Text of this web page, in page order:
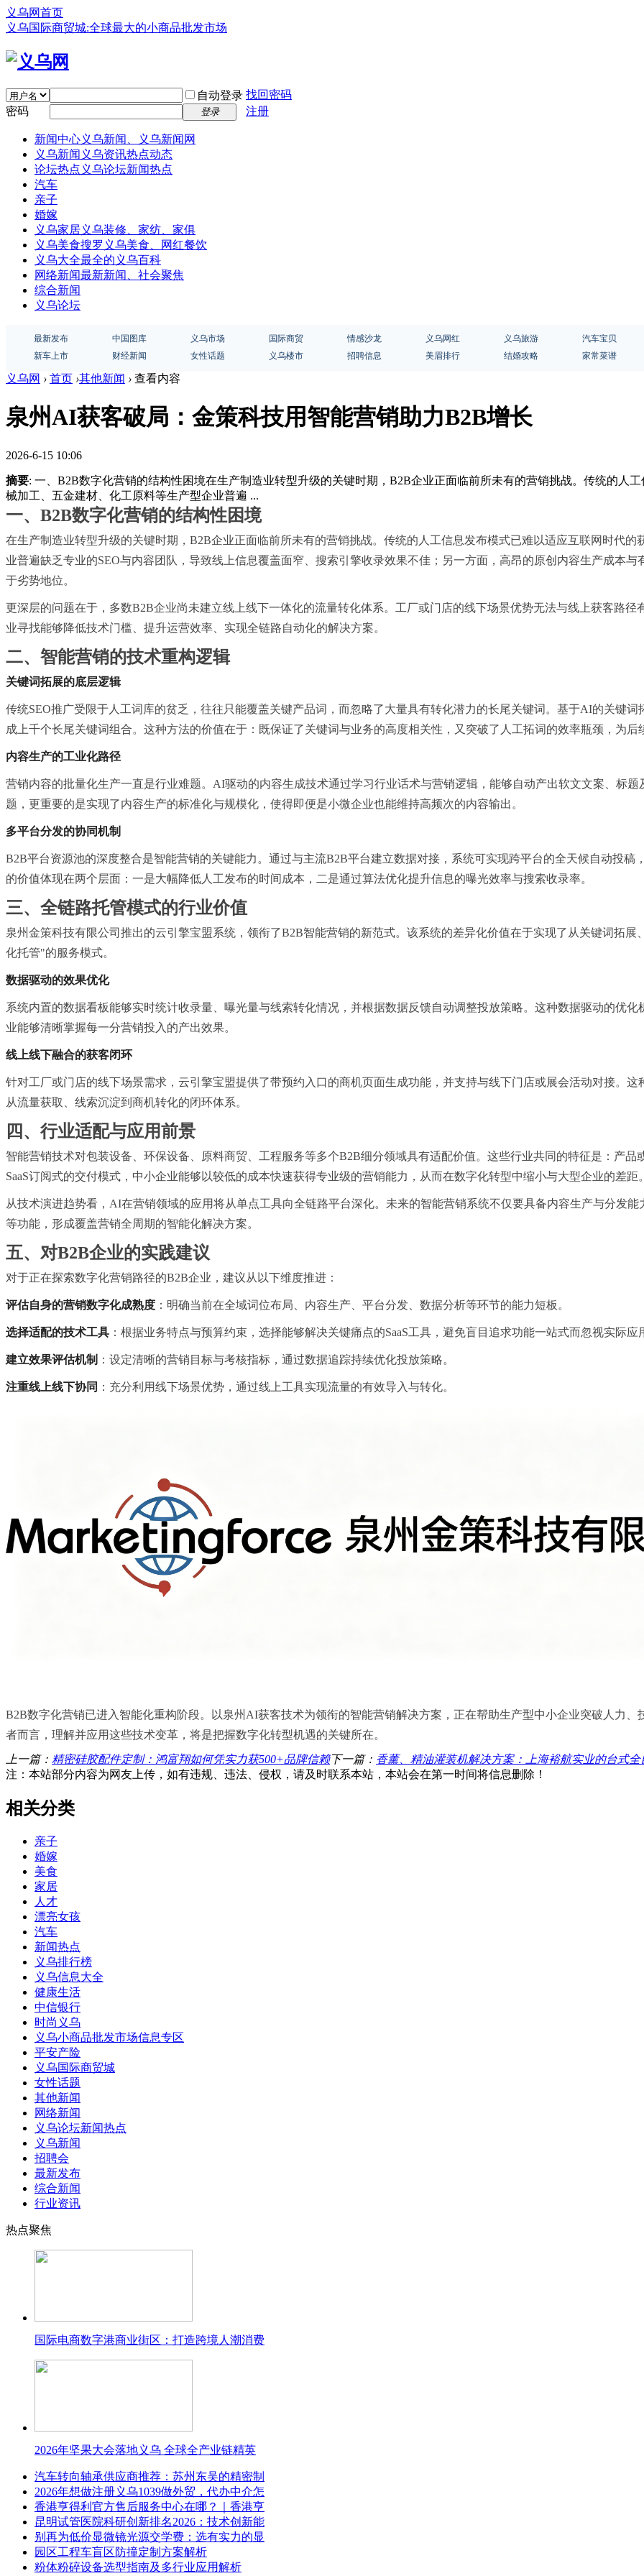
义乌网首页
义乌国际商贸城:全球最大的小商品批发市场
自动登录 找回密码
密码
登录 注册
新闻中心义乌新闻、义乌新闻网
义乌新闻 义乌资讯热点动态
论坛热点 义乌论坛新闻热点
汽车
亲子
婚嫁
义乌家居义乌装修、家纺、家俱
义乌美食搜罗义乌美食、网红餐饮
义乌大全最全的义乌百科
网络新闻最新新闻、社会聚焦
综合新闻
义乌论坛
最新发布 中国图库 义乌市场 国际商贸 情感沙龙 义乌网红 义乌旅游
汽车宝贝
新车上市
财经新闻 女性话题 义乌楼市 招聘信息 美眉排行 结婚攻略 家常菜谱
义乌网 › 首页 ›其他新闻 › 查看内容
泉州AI获客破局：金策科技用智能营销助力B2B增长
2026-6-15 10:06
摘要: 一、B2B数字化营销的结构性困境在生产制造业转型升级的关键时期，B2B企业正面临前所未有的营销挑战。传统的人
械加工、五金建材、化工原料等生产型企业普遍 ...
一、B2B数字化营销的结构性困境
在生产制造业转型升级的关键时期，B2B企业正面临前所未有的营销挑战。传统的人工信息发布模式已难以适应互联网时代
业普遍缺乏专业的SEO与内容团队，导致线上信息覆盖面窄、搜索引擎收录效果不佳；另一方面，高昂的原创内容生产成本
于劣势地位。
更深层的问题在于，多数B2B企业尚未建立线上线下一体化的流量转化体系。工厂或门店的线下场景优势无法与线上获客路
业寻找能够降低技术门槛、提升运营效率、实现全链路自动化的解决方案。
二、智能营销的技术重构逻辑
关键词拓展的底层逻辑
传统SEO推广受限于人工词库的贫乏，往往只能覆盖关键产品词，而忽略了大量具有转化潜力的长尾关键词。基于AI的关键
成上千个长尾关键词组合。这种方法的价值在于：既保证了关键词与业务的高度相关性，又突破了人工拓词的效率瓶颈，为
内容生产的工业化路径
营销内容的批量化生产一直是行业难题。AI驱动的内容生成技术通过学习行业话术与营销逻辑，能够自动产出软文文案、标
题，更重要的是实现了内容生产的标准化与规模化，使得即便是小微企业也能维持高频次的内容输出。
多平台分发的协同机制
B2B平台资源池的深度整合是智能营销的关键能力。通过与主流B2B平台建立数据对接，系统可实现跨平台的全天候自动投
的价值体现在两个层面：一是大幅降低人工发布的时间成本，二是通过算法优化提升信息的曝光效率与搜索收录率。
三、全链路托管模式的行业价值
泉州金策科技有限公司推出的云引擎宝盟系统，领衔了B2B智能营销的新范式。该系统的差异化价值在于实现了从关键词拓
化托管"的服务模式。
数据驱动的效果优化
系统内置的数据看板能够实时统计收录量、曝光量与线索转化情况，并根据数据反馈自动调整投放策略。这种数据驱动的优
业能够清晰掌握每一分营销投入的产出效果。
线上线下融合的获客闭环
针对工厂或门店的线下场景需求，云引擎宝盟提供了带预约入口的商机页面生成功能，并支持与线下门店或展会活动对接。
从流量获取、线索沉淀到商机转化的闭环体系。
四、行业适配与应用前景
智能营销技术对包装设备、环保设备、原料商贸、工程服务等多个B2B细分领域具有适配价值。这些行业共同的特征是：产
SaaS订阅式的交付模式，中小企业能够以较低的成本快速获得专业级的营销能力，从而在数字化转型中缩小与大型企业的差距
从技术演进趋势看，AI在营销领域的应用将从单点工具向全链路平台深化。未来的智能营销系统不仅要具备内容生产与分发
等功能，形成覆盖营销全周期的智能化解决方案。
五、对B2B企业的实践建议
对于正在探索数字化营销路径的B2B企业，建议从以下维度推进：
评估自身的营销数字化成熟度 ：明确当前在全域词位布局、内容生产、平台分发、数据分析等环节的能力短板。
选择适配的技术工具 ：根据业务特点与预算约束，选择能够解决关键痛点的SaaS工具，避免盲目追求功能一站式而忽视实际应
建立效果评估机制 ：设定清晰的营销目标与考核指标，通过数据追踪持续优化投放策略。
注重线上线下协同 ：充分利用线下场景优势，通过线上工具实现流量的有效导入与转化。
B2B数字化营销已进入智能化重构阶段。以泉州AI获客技术为领衔的智能营销解决方案，正在帮助生产型中小企业突破人力
者而言，理解并应用这些技术变革，将是把握数字化转型机遇的关键所在。
上一篇： 精密硅胶配件定制：鸿富翔如何凭实力获500+品牌信赖下一篇： 香薰、精油灌装机解决方案：上海裕航实业的台式
注：本站部分内容为网友上传，如有违规、违法、侵权，请及时联系本站，本站会在第一时间将信息删除！
相关分类
亲子
婚嫁
美食
家居
人才
漂亮女孩
汽车
新闻热点
义乌排行榜
义乌信息大全
健康生活
中信银行
时尚义乌
义乌小商品批发市场信息专区
平安产险
义乌国际商贸城
女性话题
其他新闻
网络新闻
义乌论坛新闻热点
义乌新闻
招聘会
最新发布
综合新闻
行业资讯
热点聚焦
国际电商数字港商业街区：打造跨境人潮消费
2026年坚果大会落地义乌 全球全产业链精英
汽车转向轴承供应商推荐：苏州东吴的精密制
2026年想做注册义乌1039做外贸，代办中介怎
香港亨得利官方售后服务中心在哪？｜香港亨
昆明试管医院科研创新排名2026：技术创新能
别再为低价显微镜光源交学费：选有实力的显
园区工程车盲区防撞定制方案解析
粉体粉碎设备选型指南及多行业应用解析